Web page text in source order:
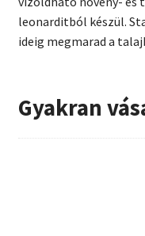
leonarditból készül.
ideig megmarad a
Gyakran